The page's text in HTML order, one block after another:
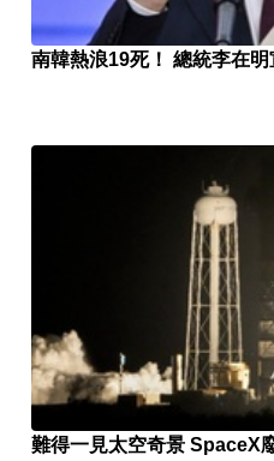
南韓熱浪19死！ 總統李在
難得一見太空奇景 SpaceX